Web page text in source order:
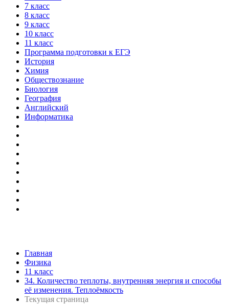
7 класс
8 класс
9 класс
10 класс
11 класс
Программа подготовки к ЕГЭ
История
Химия
Обществознание
Биология
География
Английский
Информатика
Главная
Физика
11 класс
34. Количество теплоты, внутренняя энергия и способы
её изменения. Теплоёмкость
Текущая страница